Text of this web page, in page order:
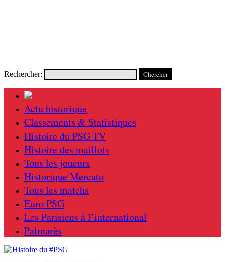
Rechercher:
Actu historique
Classements & Statistiques
Histoire du PSG TV
Histoire des maillots
Tous les joueurs
Historique Mercato
Tous les matchs
Euro PSG
Les Parisiens à l’international
Palmarès